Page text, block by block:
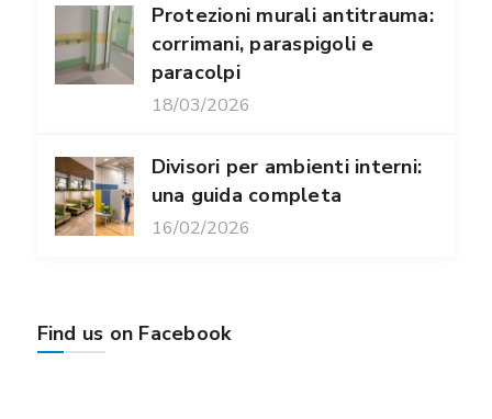
Protezioni murali antitrauma:
corrimani, paraspigoli e
paracolpi
18/03/2026
Divisori per ambienti interni:
una guida completa
16/02/2026
Find us on Facebook